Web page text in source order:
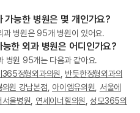
가능한 병원은 몇 개인가요?
과 병원은 95개 병원이 있어요.
한 외과 병원은 어디인가요?
병원 95개는 다음과 같아요.
365정형외과의원
반듯한정형외과의
의원 강남본점 아이엠유의원
서울에
서울병원 연세이너힐의원 ,성모365의